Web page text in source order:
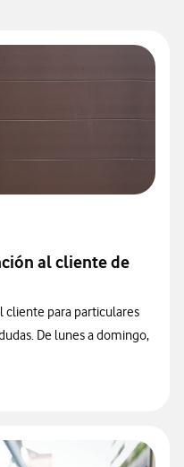
al cliente de
cliente para particulares
De lunes a domingo,
al cliente de Vodafone